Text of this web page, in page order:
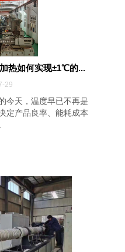
热如何实现±1℃的...
29
今天，温度早已不再是
定产品良率、能耗成本